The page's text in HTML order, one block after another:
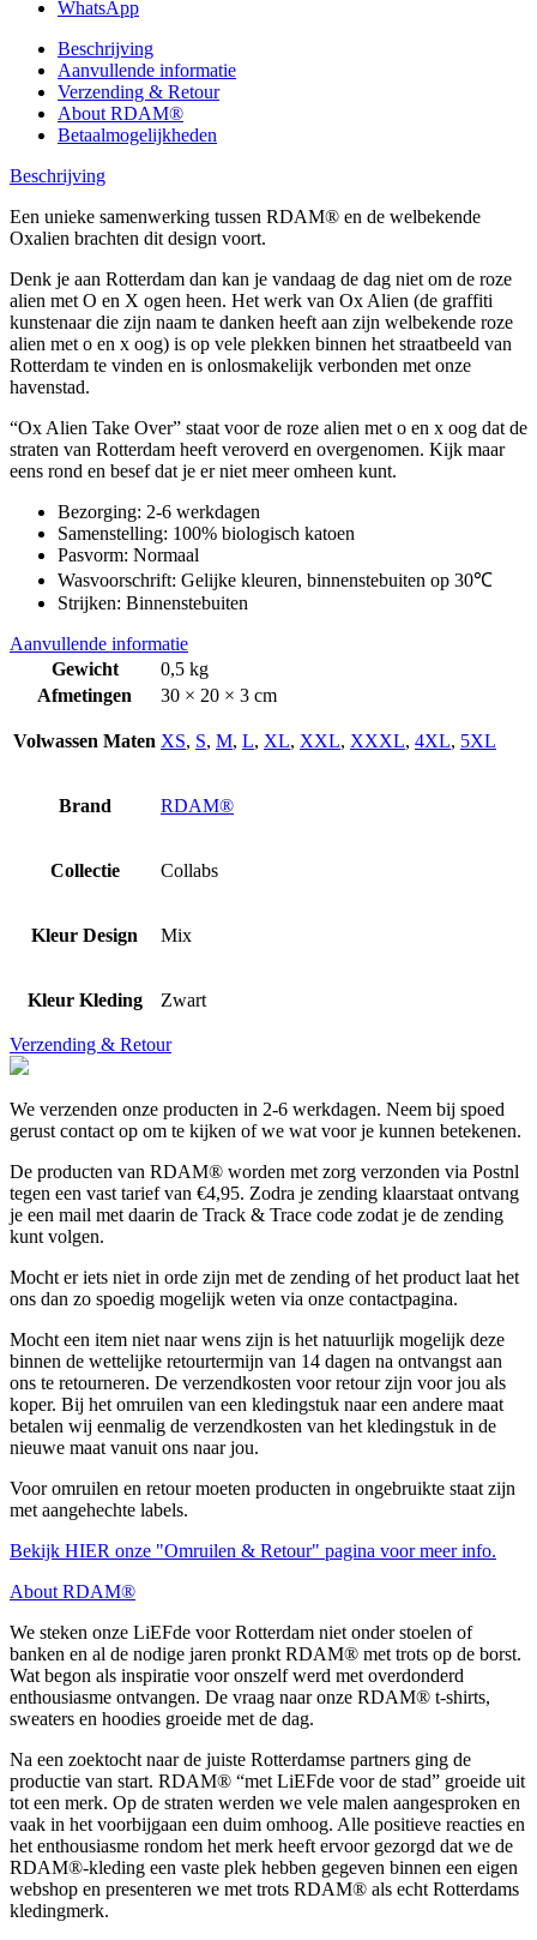
WhatsApp
Beschrijving
Aanvullende informatie
Verzending & Retour
About RDAM®
Betaalmogelijkheden
Beschrijving
Een unieke samenwerking tussen RDAM® en de welbekende
Oxalien brachten dit design voort.
Denk je aan Rotterdam dan kan je vandaag de dag niet om de roze
alien met O en X ogen heen. Het werk van Ox Alien (de graffiti
kunstenaar die zijn naam te danken heeft aan zijn welbekende roze
alien met o en x oog) is op vele plekken binnen het straatbeeld van
Rotterdam te vinden en is onlosmakelijk verbonden met onze
havenstad.
“Ox Alien Take Over” staat voor de roze alien met o en x oog dat de
straten van Rotterdam heeft veroverd en overgenomen. Kijk maar
eens rond en besef dat je er niet meer omheen kunt.
Bezorging: 2-6 werkdagen
Samenstelling: 100% biologisch katoen
Pasvorm: Normaal
Wasvoorschrift: Gelijke kleuren, binnenstebuiten op 30℃
Strijken: Binnenstebuiten
Aanvullende informatie
Gewicht
0,5 kg
Afmetingen
30 × 20 × 3 cm
Volwassen Maten XS, S, M, L, XL, XXL, XXXL, 4XL, 5XL
Brand RDAM®
Collectie Collabs
Kleur Design Mix
Kleur Kleding Zwart
Verzending & Retour
We verzenden onze producten in 2-6 werkdagen. Neem bij spoed
gerust contact op om te kijken of we wat voor je kunnen betekenen.
De producten van RDAM® worden met zorg verzonden via Postnl
tegen een vast tarief van €4,95. Zodra je zending klaarstaat ontvang
je een mail met daarin de Track & Trace code zodat je de zending
kunt volgen.
Mocht er iets niet in orde zijn met de zending of het product laat het
ons dan zo spoedig mogelijk weten via onze contactpagina.
Mocht een item niet naar wens zijn is het natuurlijk mogelijk deze
binnen de wettelijke retourtermijn van 14 dagen na ontvangst aan
ons te retourneren. De verzendkosten voor retour zijn voor jou als
koper. Bij het omruilen van een kledingstuk naar een andere maat
betalen wij eenmalig de verzendkosten van het kledingstuk in de
nieuwe maat vanuit ons naar jou.
Voor omruilen en retour moeten producten in ongebruikte staat zijn
met aangehechte labels.
Bekijk HIER onze "Omruilen & Retour" pagina voor meer info.
About RDAM®
We steken onze LiEFde voor Rotterdam niet onder stoelen of
banken en al de nodige jaren pronkt RDAM® met trots op de borst.
Wat begon als inspiratie voor onszelf werd met overdonderd
enthousiasme ontvangen. De vraag naar onze RDAM® t-shirts,
sweaters en hoodies groeide met de dag.
Na een zoektocht naar de juiste Rotterdamse partners ging de
productie van start. RDAM® “met LiEFde voor de stad” groeide uit
tot een merk. Op de straten werden we vele malen aangesproken en
vaak in het voorbijgaan een duim omhoog. Alle positieve reacties en
het enthousiasme rondom het merk heeft ervoor gezorgd dat we de
RDAM®-kleding een vaste plek hebben gegeven binnen een eigen
webshop en presenteren we met trots RDAM® als echt Rotterdams
kledingmerk.